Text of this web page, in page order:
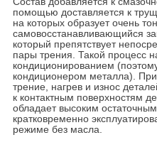
помощью доставляется к
на которых образует очень
самовосстанавливающийся
который препятствует
пары трения. Такой процесс
кондиционированием
кондиционером металла).
трение, нагрев и износ
к контактным поверхностям
обладает высоким
кратковременно
режиме без масла.